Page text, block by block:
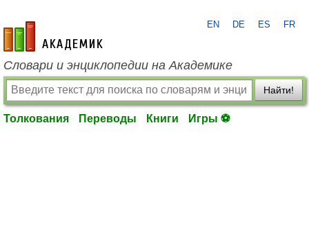
academic.ru
EN DE ES FR
Словари и энциклопедии на Академике
Найти!
Толкования Переводы Книги Игры ⚽